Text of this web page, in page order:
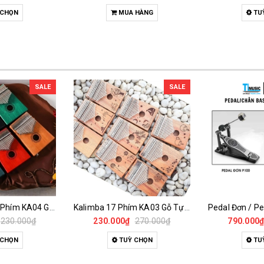
MUA HÀNG
SALE
Đàn Kalimba 17 Phím KA04 Gỗ Nguyên Khối – Full Phụ Kiện, Âm Thanh Trong Trẻo
230.000₫
SALE
Kalimba 17 Phím KA03 Gỗ Tự Nhiên – Đàn Thumb Piano Khắc Họa Tiết Full Phụ Kiện
230.000₫ 270.000₫
TUỲ CHỌN
790.000₫